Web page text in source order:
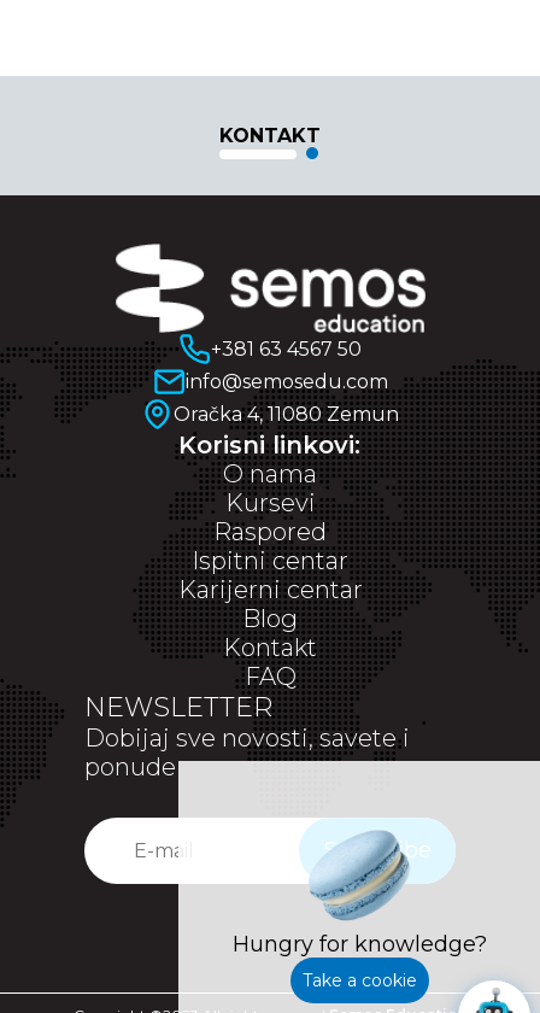
Hungry for knowledge?
Take a cookie
KONTAKT
+381 63 4567 50
info@semosedu.com
Oračka 4, 11080 Zemun
Korisni linkovi:
O nama
Kursevi
Raspored
Ispitni centar
Karijerni centar
Blog
Kontakt
FAQ
NEWSLETTER
Dobijaj sve novosti, savete i
ponude
Subscribe